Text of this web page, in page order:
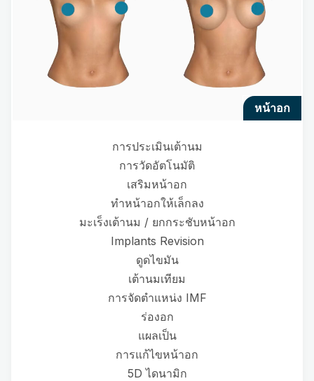
หน้าอก
การประเมินเต้านม
การวัดอัตโนมัติ
เสริมหน้าอก
ทำหน้าอกให้เล็กลง
มะเร็งเต้านม / ยกกระชับหน้าอก
Implants Revision
ดูดไขมัน
เต้านมเทียม
การจัดตำแหน่ง IMF
ร่องอก
แผลเป็น
การแก้ไขหน้าอก
5D ไดนามิก